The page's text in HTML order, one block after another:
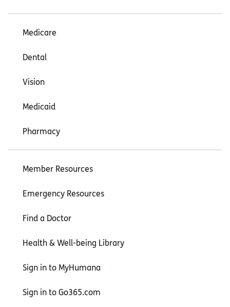
Medicare
Dental
Vision
Medicaid
Pharmacy
Member Resources
Emergency Resources
Find a Doctor
Health & Well-being Library
Sign in to MyHumana
Sign in to Go365.com